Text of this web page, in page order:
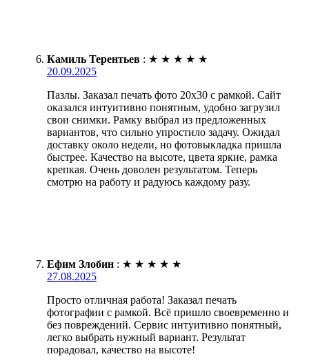
Камиль Терентьев : ★ ★ ★ ★ ★
20.09.2025
Пазлы. Заказал печать фото 20х30 с рамкой. Сайт
оказался интуитивно понятным, удобно загрузил
свои снимки. Рамку выбрал из предложенных
вариантов, что сильно упростило задачу. Ожидал
доставку около недели, но фотовыкладка пришла
быстрее. Качество на высоте, цвета яркие, рамка
крепкая. Очень доволен результатом. Теперь
смотрю на работу и радуюсь каждому разу.
Ефим Злобин : ★ ★ ★ ★ ★
27.08.2025
Просто отличная работа! Заказал печать
фотографии с рамкой. Всё пришло своевременно и
без повреждений. Сервис интуитивно понятный,
легко выбрать нужный вариант. Результат
порадовал, качество на высоте!